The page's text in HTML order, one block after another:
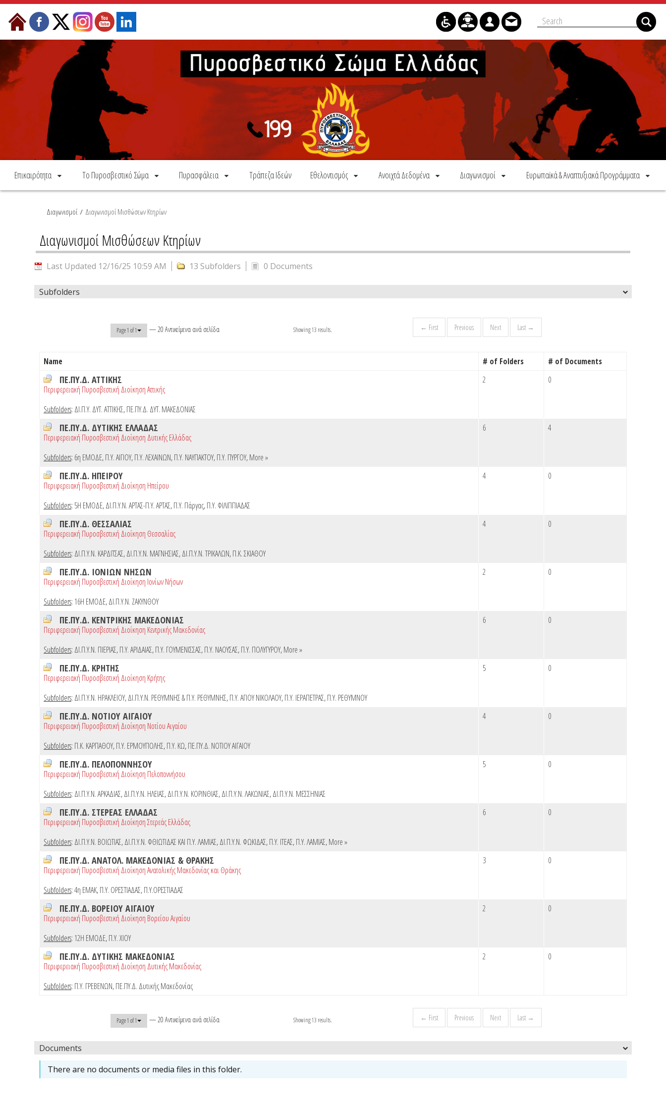
Skip to Content
Επικαιρότητα Το Πυροσβεστικό Σώμα Πυρασφάλεια Τράπεζα Ιδεών Εθελοντισμός Ανοιχτά Δεδομένα Διαγωνισμοί Ευρωπαϊκά & Αναπτυξιακά Προγράμματα
Διαγωνισμοί / Διαγωνισμοί Μισθώσεων Κτηρίων
Διαγωνισμοί Μισθώσεων Κτηρίων
Last Updated 12/16/25 10:59 AM 13 Subfolders 0 Documents
Subfolders
Page 1 of 1 — 20 Αντικείμενα ανά σελίδα Showing 13 results. ← First Previous Next Last →
Name # of Folders # of Documents
ΠΕ.ΠΥ.Δ. ΑΤΤΙΚΗΣ
Περιφερειακή Πυροσβεστική Διοίκηση Αττικής
Subfolders: ΔΙ.Π.Υ. ΔΥΤ. ΑΤΤΙΚΗΣ,ΠΕ.ΠΥ.Δ. ΔΥΤ. ΜΑΚΕΔΟΝΙΑΣ
2 0
ΠΕ.ΠΥ.Δ. ΔΥΤΙΚΗΣ ΕΛΛΑΔΑΣ
Περιφερειακή Πυροσβεστική Διοίκηση Δυτικής Ελλάδας
Subfolders: 6η ΕΜΟΔΕ,Π.Υ. ΑΙΓΙΟΥ,Π.Υ. ΛΕΧΑΙΝΩΝ,Π.Υ. ΝΑΥΠΑΚΤΟΥ,Π.Υ. ΠΥΡΓΟΥ,More »
6 4
ΠΕ.ΠΥ.Δ. ΗΠΕΙΡΟΥ
Περιφερειακή Πυροσβεστική Διοίκηση Ηπείρου
Subfolders: 5Η ΕΜΟΔΕ,ΔΙ.Π.Υ.Ν. ΑΡΤΑΣ-Π.Υ. ΑΡΤΑΣ,Π.Υ. Πάργας,Π.Υ. ΦΙΛΙΠΠΙΑΔΑΣ
4 0
ΠΕ.ΠΥ.Δ. ΘΕΣΣΑΛΙΑΣ
Περιφερειακή Πυροσβεστική Διοίκηση Θεσσαλίας
Subfolders: ΔΙ.Π.Υ.Ν. ΚΑΡΔΙΤΣΑΣ,ΔΙ.Π.Υ.Ν. ΜΑΓΝΗΣΙΑΣ,ΔΙ.Π.Υ.Ν. ΤΡΙΚΑΛΩΝ,Π.Κ. ΣΚΙΑΘΟΥ
4 0
ΠΕ.ΠΥ.Δ. ΙΟΝΙΩΝ ΝΗΣΩΝ
Περιφερειακή Πυροσβεστική Διοίκηση Ιονίων Νήσων
Subfolders: 16Η ΕΜΟΔΕ,ΔΙ.Π.Υ.Ν. ΖΑΚΥΝΘΟΥ
2 0
ΠΕ.ΠΥ.Δ. ΚΕΝΤΡΙΚΗΣ ΜΑΚΕΔΟΝΙΑΣ
Περιφερειακή Πυροσβεστική Διοίκηση Κεντρικής Μακεδονίας
Subfolders: ΔΙ.Π.Υ.Ν. ΠΙΕΡΙΑΣ,Π.Υ. ΑΡΙΔΑΙΑΣ,Π.Υ. ΓΟΥΜΕΝΙΣΣΑΣ,Π.Υ. ΝΑΟΥΣΑΣ,Π.Υ. ΠΟΛΥΓΥΡΟΥ,More »
6 0
ΠΕ.ΠΥ.Δ. ΚΡΗΤΗΣ
Περιφερειακή Πυροσβεστική Διοίκηση Κρήτης
Subfolders: ΔΙ.Π.Υ.Ν. ΗΡΑΚΛΕΙΟΥ,ΔΙ.Π.Υ.Ν. ΡΕΘΥΜΝΗΣ & Π.Υ. ΡΕΘΥΜΝΗΣ,Π.Υ. ΑΓΙΟΥ ΝΙΚΟΛΑΟΥ,Π.Υ. ΙΕΡΑΠΕΤΡΑΣ,Π.Υ. ΡΕΘΥΜΝΟΥ
5 0
ΠΕ.ΠΥ.Δ. ΝΟΤΙΟΥ ΑΙΓΑΙΟΥ
Περιφερειακή Πυροσβεστική Διοίκηση Νοτίου Αιγαίου
Subfolders: Π.Κ. ΚΑΡΠΑΘΟΥ,Π.Υ. ΕΡΜΟΥΠΟΛΗΣ,Π.Υ. ΚΩ,ΠΕ.ΠΥ.Δ. ΝΟΤΙΟΥ ΑΙΓΑΙΟΥ
4 0
ΠΕ.ΠΥ.Δ. ΠΕΛΟΠΟΝΝΗΣΟΥ
Περιφερειακή Πυροσβεστική Διοίκηση Πελοποννήσου
Subfolders: ΔΙ.Π.Υ.Ν. ΑΡΚΑΔΙΑΣ,ΔΙ.Π.Υ.Ν. ΗΛΕΙΑΣ,ΔΙ.Π.Υ.Ν. ΚΟΡΙΝΘΙΑΣ,ΔΙ.Π.Υ.Ν. ΛΑΚΩΝΙΑΣ,ΔΙ.Π.Υ.Ν. ΜΕΣΣΗΝΙΑΣ
5 0
ΠΕ.ΠΥ.Δ. ΣΤΕΡΕΑΣ ΕΛΛΑΔΑΣ
Περιφερειακή Πυροσβεστική Διοίκηση Στερεάς Ελλάδας
Subfolders: ΔΙ.Π.Υ.Ν. ΒΟΙΩΤΙΑΣ,ΔΙ.Π.Υ.Ν. ΦΘΙΩΤΙΔΑΣ ΚΑΙ Π.Υ. ΛΑΜΙΑΣ,ΔΙ.Π.Υ.Ν. ΦΩΚΙΔΑΣ,Π.Υ. ΙΤΕΑΣ,Π.Υ. ΛΑΜΙΑΣ,More »
6 0
ΠΕ.ΠΥ.Δ. ΑΝΑΤΟΛ. ΜΑΚΕΔΟΝΙΑΣ & ΘΡΑΚΗΣ
Περιφερειακή Πυροσβεστική Διοίκηση Ανατολικής Μακεδονίας και Θράκης
Subfolders:4η ΕΜΑΚ,Π.Υ. ΟΡΕΣΤΙΑΔΑΣ,Π.Υ.ΟΡΕΣΤΙΑΔΑΣ
3 0
ΠΕ.ΠΥ.Δ. ΒΟΡΕΙΟΥ ΑΙΓΑΙΟΥ
Περιφερειακή Πυροσβεστική Διοίκηση Βορείου Αιγαίου
Subfolders: 12Η ΕΜΟΔΕ,Π.Υ. ΧΙΟΥ
2 0
ΠΕ.ΠΥ.Δ. ΔΥΤΙΚΗΣ ΜΑΚΕΔΟΝΙΑΣ
Περιφερειακή Πυροσβεστική Διοίκηση Δυτικής Μακεδονίας
Subfolders: Π.Υ. ΓΡΕΒΕΝΩΝ,ΠΕ.ΠΥ.Δ. Δυτικής Μακεδονίας
2 0
Page 1 of 1 — 20 Αντικείμενα ανά σελίδα Showing 13 results. ← First Previous Next Last →
Documents
There are no documents or media files in this folder.